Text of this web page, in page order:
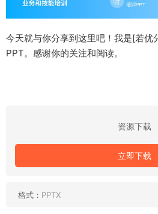
今天就与你分享到这里吧！我是[若优
PPT。感谢你的关注和阅读。
资源下载
立即下载
格式： PPTX